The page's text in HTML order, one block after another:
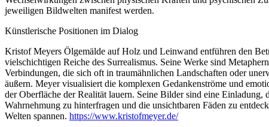
jeweiligen Bildwelten manifest werden.
Künstlerische Positionen im Dialog
Kristof Meyers Ölgemälde auf Holz und Leinwand entführen den
vielschichtigen Reiche des Surrealismus. Seine Werke sind
Verbindungen, die sich oft in traumähnlichen Landschaften oder
äußern. Meyer visualisiert die komplexen Gedankenströme und
der Oberfläche der Realität lauern. Seine Bilder sind eine Einladung,
Wahrnehmung zu hinterfragen und die unsichtbaren Fäden zu
Welten spannen. https://www.kristofmeyer.de/